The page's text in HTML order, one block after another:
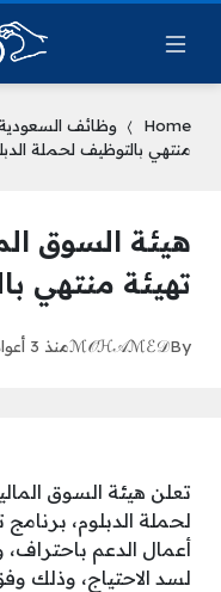
Home وظائف
منتهي بالتوظيف لحملة
هيئة السوق
تهيئة منتهي
By
ℳ𝒪ℋ𝒜ℳℰ𝒟منذ 3 أعوام
تعلن هيئة السوق
لحملة الدبلوم،
أعمال الدعم
لسد الاحتياج، وذلك